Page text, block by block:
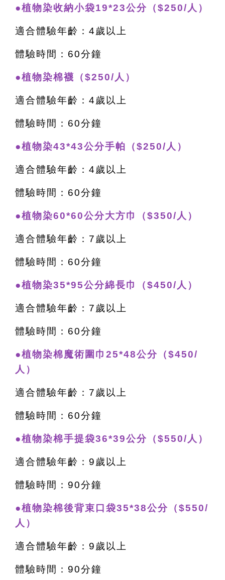
●植物染收納小袋19*23公分（$250/人）
適合體驗年齡：4歲以上
體驗時間：60分鐘
●植物染棉襪（$250/人）
適合體驗年齡：4歲以上
體驗時間：60分鐘
●植物染43*43公分手帕（$250/人）
適合體驗年齡：4歲以上
體驗時間：60分鐘
●植物染60*60公分大方巾（$350/人）
適合體驗年齡：7歲以上
體驗時間：60分鐘
●植物染35*95公分綿長巾（$450/人）
適合體驗年齡：7歲以上
體驗時間：60分鐘
●植物染棉魔術圍巾25*48公分（$450/
人）
適合體驗年齡：7歲以上
體驗時間：60分鐘
●植物染棉手提袋36*39公分（$550/人）
適合體驗年齡：9歲以上
體驗時間：90分鐘
●植物染棉後背束口袋35*38公分（$550/
人）
適合體驗年齡：9歲以上
體驗時間：90分鐘